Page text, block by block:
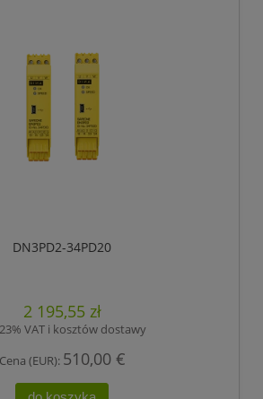
DN3PD2-34PD20
2 195,55 zł
VAT i kosztów dostawy
Cena (EUR): 510,00 €